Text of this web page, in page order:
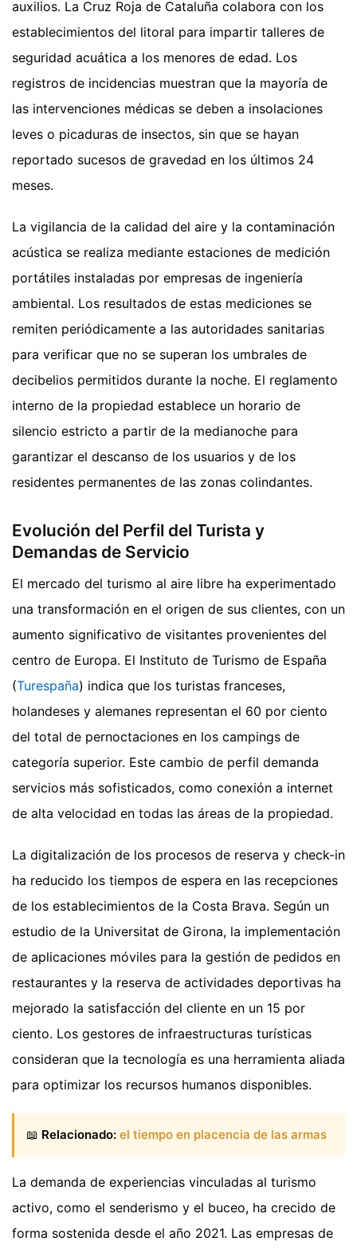
auxilios. La Cruz Roja de Cataluña colabora con los
establecimientos del litoral para impartir talleres de
seguridad acuática a los menores de edad. Los
registros de incidencias muestran que la mayoría de
las intervenciones médicas se deben a insolaciones
leves o picaduras de insectos, sin que se hayan
reportado sucesos de gravedad en los últimos 24
meses.
La vigilancia de la calidad del aire y la contaminación
acústica se realiza mediante estaciones de medición
portátiles instaladas por empresas de ingeniería
ambiental. Los resultados de estas mediciones se
remiten periódicamente a las autoridades sanitarias
para verificar que no se superan los umbrales de
decibelios permitidos durante la noche. El reglamento
interno de la propiedad establece un horario de
silencio estricto a partir de la medianoche para
garantizar el descanso de los usuarios y de los
residentes permanentes de las zonas colindantes.
Evolución del Perfil del Turista y
Demandas de Servicio
El mercado del turismo al aire libre ha experimentado
una transformación en el origen de sus clientes, con un
aumento significativo de visitantes provenientes del
centro de Europa. El Instituto de Turismo de España
(Turespaña) indica que los turistas franceses,
holandeses y alemanes representan el 60 por ciento
del total de pernoctaciones en los campings de
categoría superior. Este cambio de perfil demanda
servicios más sofisticados, como conexión a internet
de alta velocidad en todas las áreas de la propiedad.
La digitalización de los procesos de reserva y check-in
ha reducido los tiempos de espera en las recepciones
de los establecimientos de la Costa Brava. Según un
estudio de la Universitat de Girona, la implementación
de aplicaciones móviles para la gestión de pedidos en
restaurantes y la reserva de actividades deportivas ha
mejorado la satisfacción del cliente en un 15 por
ciento. Los gestores de infraestructuras turísticas
consideran que la tecnología es una herramienta aliada
para optimizar los recursos humanos disponibles.
📖 Relacionado: el tiempo en placencia de las armas
La demanda de experiencias vinculadas al turismo
activo, como el senderismo y el buceo, ha crecido de
forma sostenida desde el año 2021. Las empresas de